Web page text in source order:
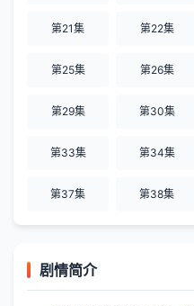
第21集 第22集
第25集 第26集
第29集 第30集
第33集 第34集
第37集 第38集
剧情简介